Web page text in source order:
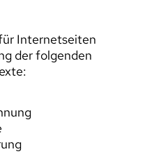
Internetseiten
der folgenden